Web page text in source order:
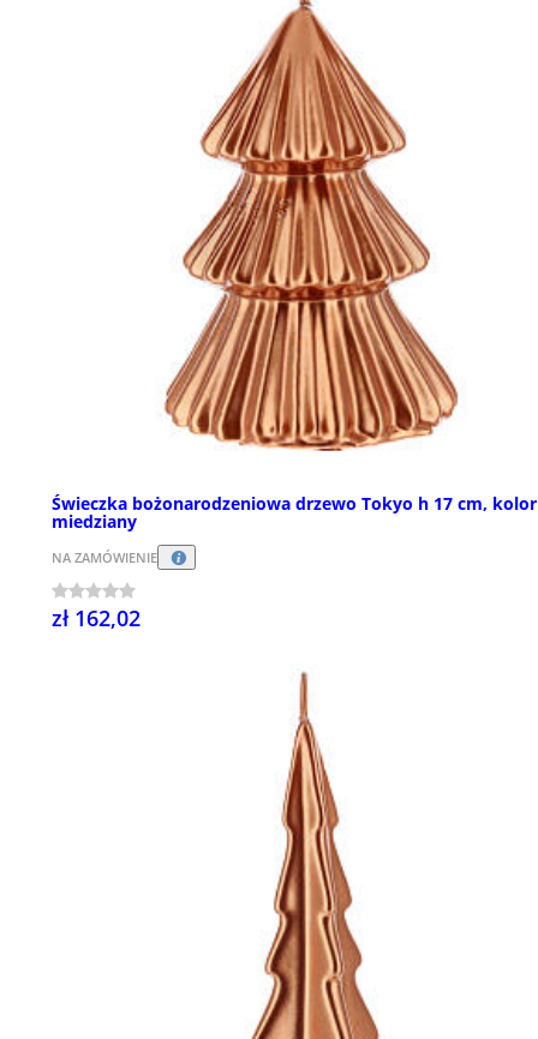
Świeczka bożonarodzeniowa drzewo Tokyo h 17 cm, kolor
miedziany
NA ZAMÓWIENIE
zł 162,02